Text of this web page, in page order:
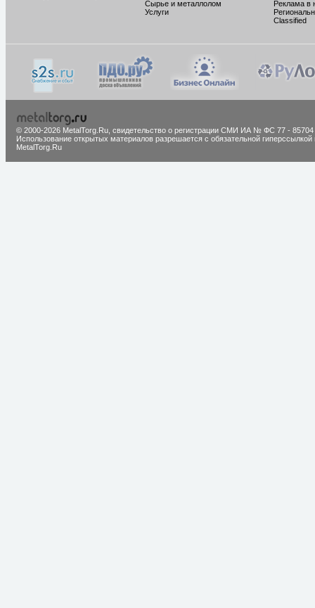
Сырье и металлолом
Услуги
Реклама в
Classified
© 2000-2026 MetalTorg.Ru, cвидетельство о регистрации СМИ ИА № ФС 77 - 85704
Использование открытых материалов разрешается с обязательной гиперссылкой
MetalTorg.Ru